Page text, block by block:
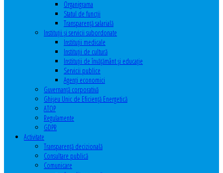
Organigrama
Statul de funcții
Transparență salarială
Instituţii şi servicii subordonate
Instituţii medicale
Instituţii de cultură
Instituţii de învăţământ şi educaţie
Servicii publice
Agenţi economici
Guvernanță corporativă
Ghişeu Unic de Eficienţă Energetică
ATOP
Regulamente
GDPR
Activitate
Transparenţă decizională
Consultare publică
Comunicare